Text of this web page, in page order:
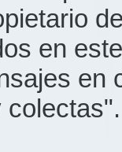
en
en
colectas".